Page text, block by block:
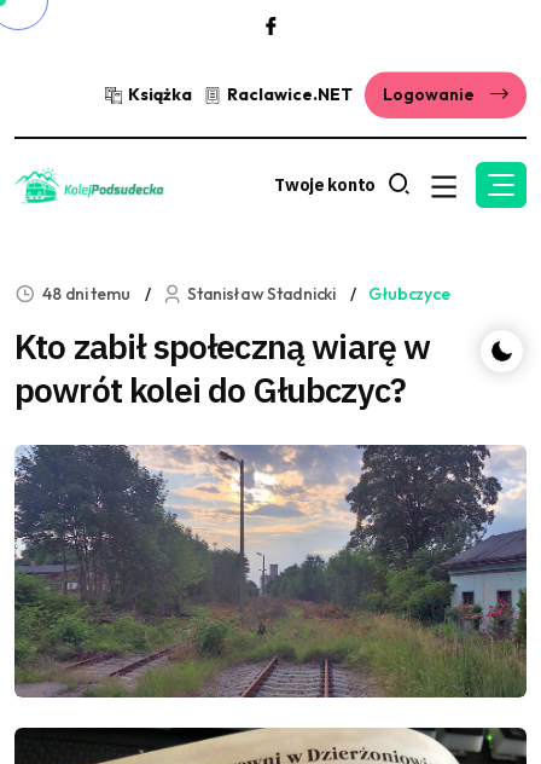
Książka Raclawice.NET Logowanie
Twoje konto
48 dni temu Stanisław Stadnicki Głubczyce
Kto zabił społeczną wiarę w
powrót kolei do Głubczyc?